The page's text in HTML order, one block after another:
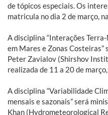
de tópicos especiais. Os
matricula no dia 2 de março,
A disciplina “Interações
em Mares e Zonas
Peter Zavialov (Shirshov
realizada de 11 a 20 de
A disciplina “Variabilidade
mensais e sazonais” será
Khan (Hydrometeorological